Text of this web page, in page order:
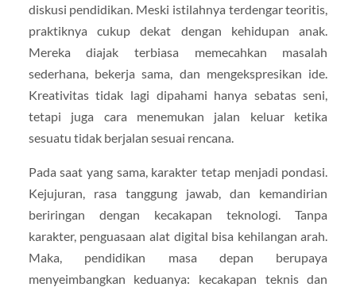
diskusi pendidikan. Meski istilahnya terdengar teoritis,
praktiknya cukup dekat dengan kehidupan anak.
Mereka diajak terbiasa memecahkan masalah
sederhana, bekerja sama, dan mengekspresikan ide.
Kreativitas tidak lagi dipahami hanya sebatas seni,
tetapi juga cara menemukan jalan keluar ketika
sesuatu tidak berjalan sesuai rencana.
Pada saat yang sama, karakter tetap menjadi pondasi.
Kejujuran, rasa tanggung jawab, dan kemandirian
beriringan dengan kecakapan teknologi. Tanpa
karakter, penguasaan alat digital bisa kehilangan arah.
Maka, pendidikan masa depan berupaya
menyeimbangkan keduanya: kecakapan teknis dan